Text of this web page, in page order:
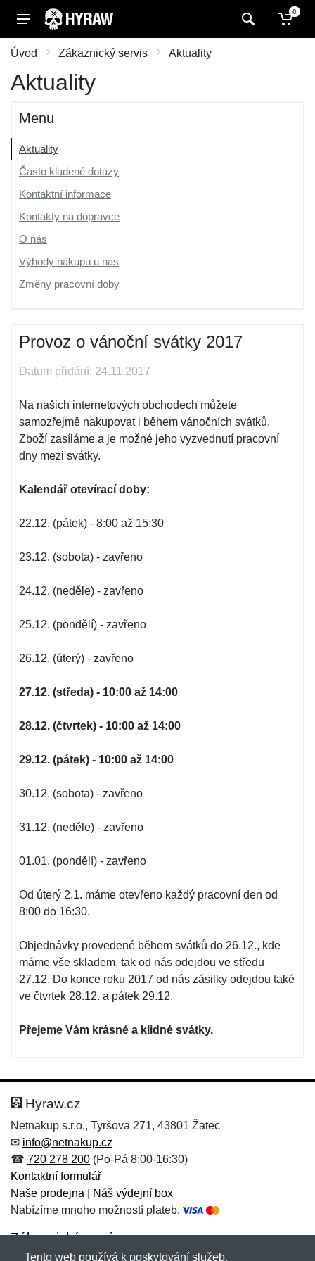
0
Úvod Zákaznický servis Aktuality
Aktuality
Menu
Aktuality
Často kladené dotazy
Kontaktní informace
Kontakty na dopravce
O nás
Výhody nákupu u nás
Změny pracovní doby
Provoz o vánoční svátky 2017
Datum přidání: 24.11.2017
Na našich internetových obchodech můžete
samozřejmě nakupovat i během vánočních svátků.
Zboží zasíláme a je možné jeho vyzvednutí pracovní
dny mezi svátky.
Kalendář otevírací doby:
22.12. (pátek) - 8:00 až 15:30
23.12. (sobota) - zavřeno
24.12. (neděle) - zavřeno
25.12. (pondělí) - zavřeno
26.12. (úterý) - zavřeno
27.12. (středa) - 10:00 až 14:00
28.12. (čtvrtek) - 10:00 až 14:00
29.12. (pátek) - 10:00 až 14:00
30.12. (sobota) - zavřeno
31.12. (neděle) - zavřeno
01.01. (pondělí) - zavřeno
Od úterý 2.1. máme otevřeno každý pracovní den od
8:00 do 16:30.
Objednávky provedené během svátků do 26.12., kde
máme vše skladem, tak od nás odejdou ve středu
27.12. Do konce roku 2017 od nás zásilky odejdou také
ve čtvrtek 28.12. a pátek 29.12.
Přejeme Vám krásné a klidné svátky.
Hyraw.cz
Netnakup s.r.o., Tyršova 271, 43801 Žatec
✉ info@netnakup.cz
☎ 720 278 200 (Po-Pá 8:00-16:30)
Kontaktní formulář
Naše prodejna
Náš výdejní box
Nabízíme mnoho možností plateb.
Zákaznický servis
Tento web používá k poskytování služeb,